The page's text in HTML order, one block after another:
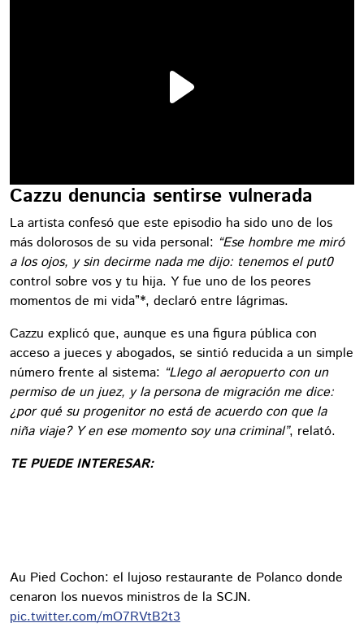
Cazzu denuncia sentirse vulnerada
La artista confesó que este episodio ha sido uno de los
más dolorosos de su vida personal: “Ese hombre me miró
a los ojos, y sin decirme nada me dijo: tenemos el put0
control sobre vos y tu hija. Y fue uno de los peores
momentos de mi vida”*, declaró entre lágrimas.
Cazzu explicó que, aunque es una figura pública con
acceso a jueces y abogados, se sintió reducida a un simple
número frente al sistema: “Llego al aeropuerto con un
permiso de un juez, y la persona de migración me dice:
¿por qué su progenitor no está de acuerdo con que la
niña viaje? Y en ese momento soy una criminal”, relató.
TE PUEDE INTERESAR:
Au Pied Cochon: el lujoso restaurante de Polanco donde
cenaron los nuevos ministros de la SCJN.
pic.twitter.com/mO7RVtB2t3